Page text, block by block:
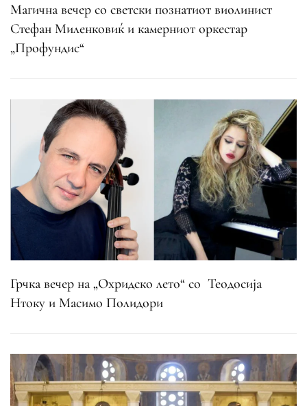
Магична вечер со светски познатиот виолинист
Стефан Миленковиќ и камерниот оркестар
„Профундис“
Грчка вечер на „Охридско лето“ со Теодосија
Нтоку и Масимо Полидори